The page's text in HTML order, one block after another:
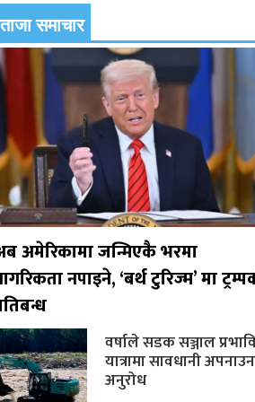
ताजा समाचार
अमेरिकामा जन्मिएकै भरमा
नपाइने, ‘बर्थ टुरिज्म’ मा
वर्षाले सडक सञ्जाल
यात्रामा सावधानी अपनाउन
अनुरोध